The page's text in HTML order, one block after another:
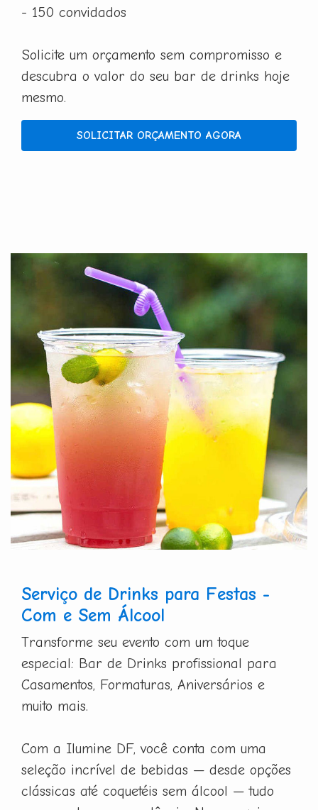
- 150 convidados
Solicite um orçamento sem compromisso e
descubra o valor do seu bar de drinks hoje
mesmo.
SOLICITAR ORÇAMENTO AGORA
Serviço de Drinks para Festas -
Com e Sem Álcool
Transforme seu evento com um toque
especial: Bar de Drinks profissional para
Casamentos, Formaturas, Aniversários e
muito mais.
Com a Ilumine DF, você conta com uma
seleção incrível de bebidas — desde opções
clássicas até coquetéis sem álcool — tudo